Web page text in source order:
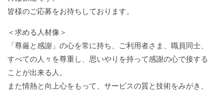
皆様のご応募をお待ちしております。
＜求める人材像＞
「尊厳と感謝」の心を常に持ち、ご利用者さま、職員同士、
すべての人々を尊重し、思いやりを持って感謝の心で接する
ことが出来る人。
また情熱と向上心をもって、サービスの質と技術をみがき、